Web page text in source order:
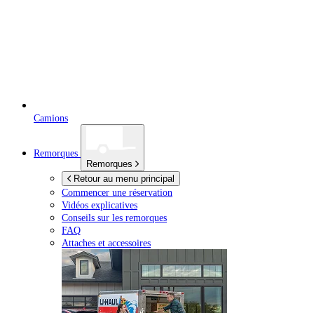
Camions
Remorques
Remorques
Retour au menu principal
Commencer une réservation
Vidéos explicatives
Conseils sur les remorques
FAQ
Attaches et accessoires